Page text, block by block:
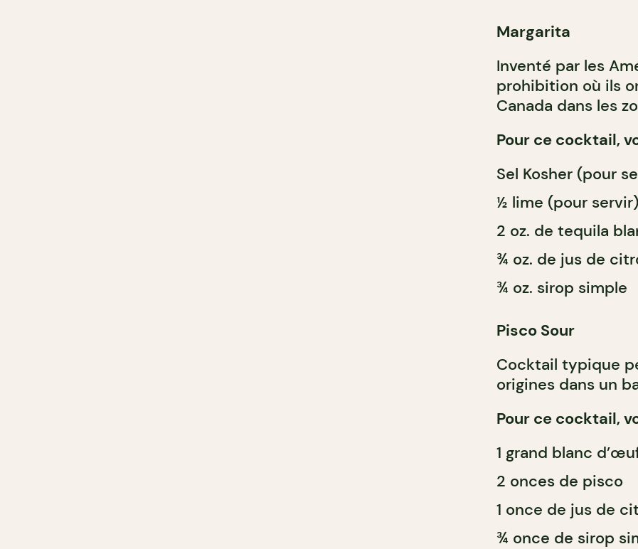
Margarita
Inventé par les
prohibition où ils
Canada dans les
Pour ce cocktail,
Sel Kosher (pour
½ lime (pour servir)
2 oz. de tequila
¾ oz. de jus de
¾ oz. sirop simple
Pisco Sour
Cocktail typique
origines dans un
Pour ce cocktail,
1 grand blanc
2 onces de pisco
1 once de jus de
¾ once de sirop